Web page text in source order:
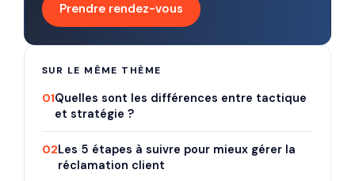
Prendre rendez-vous
SUR LE MÊME THÈME
01Quelles sont les différences entre tactique
et stratégie ?
02Les 5 étapes à suivre pour mieux gérer la
réclamation client